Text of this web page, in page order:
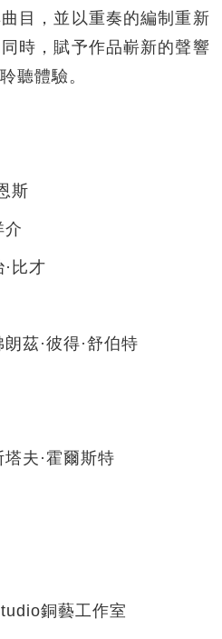
目，並以重奏的編制重新
時，賦予作品嶄新的聲響
聽體驗。
斯
介
比才
茲·彼得·舒伯特
夫·霍爾斯特
銅藝工作室